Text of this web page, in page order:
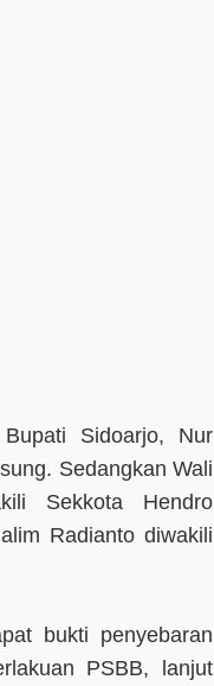
Sidoarjo, Nur
Sedangkan Wali
Sekkota Hendro
Radianto diwakili
bukti penyebaran
PSBB, lanjut